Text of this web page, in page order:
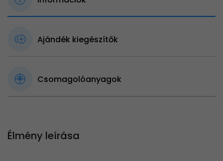
Ajándék kiegészítők
Csomagolóanyagok
Élmény leírása